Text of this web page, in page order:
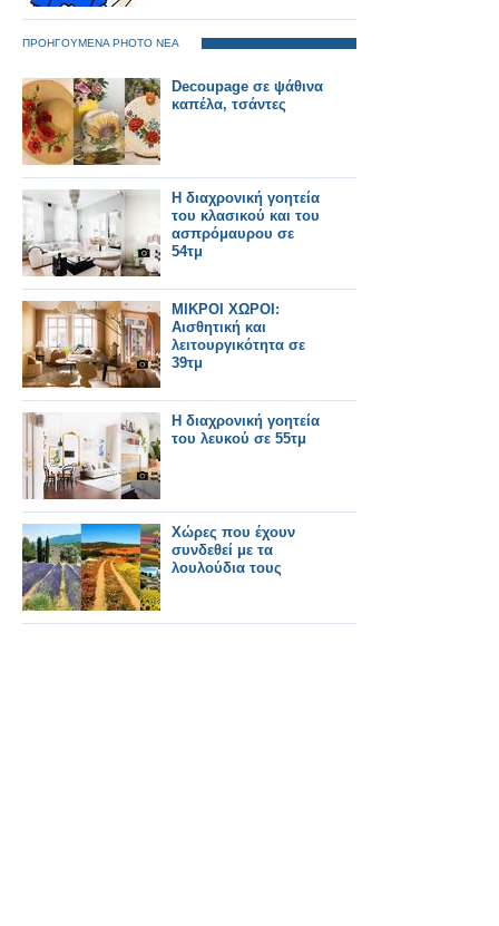
ΠΡΟΗΓΟΥΜΕΝΑ PHOTO ΝΕΑ
Decoupage σε ψάθινα
καπέλα, τσάντες
Η διαχρονική γοητεία
του κλασικού και του
ασπρόμαυρου σε
54τμ
ΜΙΚΡΟΙ ΧΩΡΟΙ:
Αισθητική και
λειτουργικότητα σε
39τμ
Η διαχρονική γοητεία
του λευκού σε 55τμ
Χώρες που έχουν
συνδεθεί με τα
λουλούδια τους